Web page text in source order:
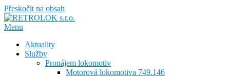
Přeskočit na obsah
Menu
Aktuality
Služby
Pronájem lokomotiv
Motorová lokomotiva 749.146